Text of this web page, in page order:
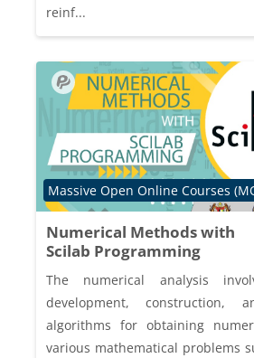
reinf...
Numerical Methods with
Scilab Programming
Course category
Massive Open Online Courses
The numerical analysis
development, construction,
algorithms for obtaining
various mathematical problems